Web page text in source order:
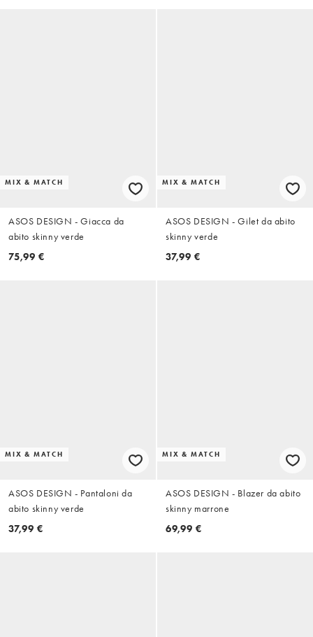
MIX & MATCH
ASOS DESIGN - Giacca da
abito skinny verde
75,99 €
MIX & MATCH
ASOS DESIGN - Gilet da abito
skinny verde
37,99 €
MIX & MATCH
ASOS DESIGN - Pantaloni da
abito skinny verde
37,99 €
MIX & MATCH
ASOS DESIGN - Blazer da abito
skinny marrone
69,99 €